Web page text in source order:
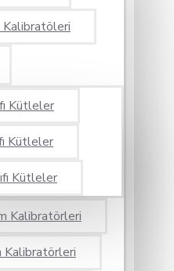
Kütleler
Kütleler
Kütleler
Kalibratörleri
Kalibratörleri